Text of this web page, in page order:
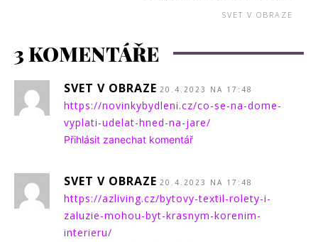
SVET V OBRAZE
3 KOMENTÁŘE
SVET V OBRAZE 20.4.2023 NA 17:48
https://novinkybydleni.cz/co-se-na-dome-
vyplati-udelat-hned-na-jare/
Přihlásit zanechat komentář
SVET V OBRAZE 20.4.2023 NA 17:48
https://azliving.cz/bytovy-textil-rolety-i-
zaluzie-mohou-byt-krasnym-korenim-
interieru/